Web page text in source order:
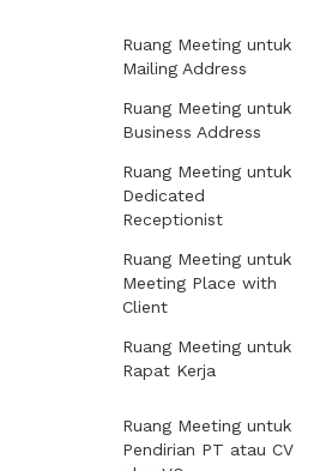
Ruang Meeting untuk
Mailing Address
Ruang Meeting untuk
Business Address
Ruang Meeting untuk
Dedicated
Receptionist
Ruang Meeting untuk
Meeting Place with
Client
Ruang Meeting untuk
Rapat Kerja
Ruang Meeting untuk
Pendirian PT atau CV